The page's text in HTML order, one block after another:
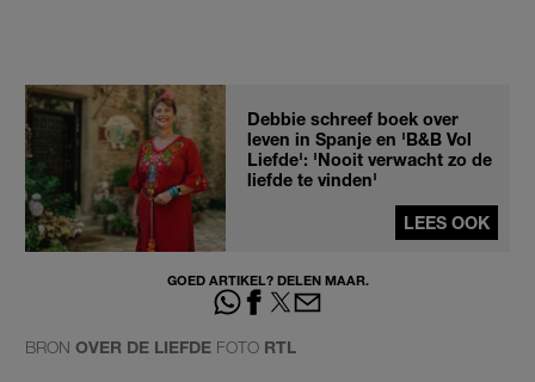
Debbie schreef boek over
leven in Spanje en 'B&B Vol
Liefde': 'Nooit verwacht zo de
liefde te vinden'
LEES OOK
GOED ARTIKEL? DELEN MAAR.
BRON OVER DE LIEFDE FOTO RTL